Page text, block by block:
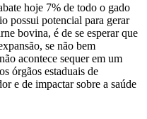
hoje 7% de todo o gado
possui potencial para gerar
bovina, é de se esperar que
se não bem
acontece sequer em um
órgãos estaduais de
e de impactar sobre a saúde